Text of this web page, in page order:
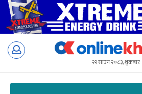
Skip
२२ साउन २०८३, शुक्रबार